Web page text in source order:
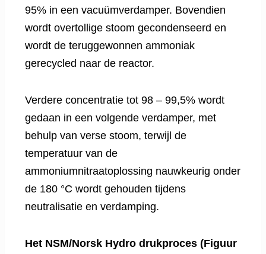
95% in een vacuümverdamper. Bovendien
wordt overtollige stoom gecondenseerd en
wordt de teruggewonnen ammoniak
gerecycled naar de reactor.
Verdere concentratie tot 98 – 99,5% wordt
gedaan in een volgende verdamper, met
behulp van verse stoom, terwijl de
temperatuur van de
ammoniumnitraatoplossing nauwkeurig onder
de 180 °C wordt gehouden tijdens
neutralisatie en verdamping.
Het NSM/Norsk Hydro drukproces (Figuur